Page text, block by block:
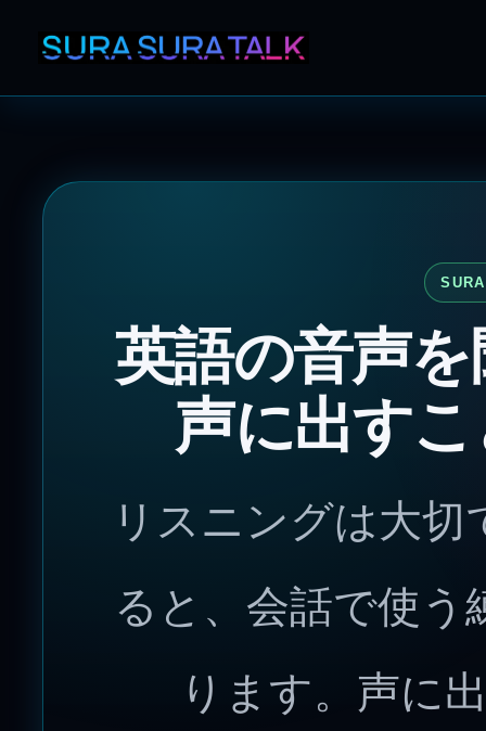
英語の音声
声に出す
リスニングは大
ると、会話で使う
ります。声に